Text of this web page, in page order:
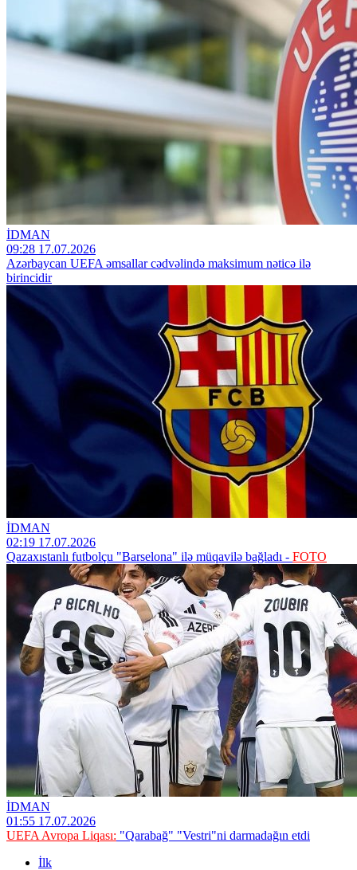
İDMAN
09:28 17.07.2026
Azərbaycan UEFA əmsallar cədvəlində maksimum nəticə ilə
birincidir
İDMAN
02:19 17.07.2026
Qazaxıstanlı futbolçu "Barselona" ilə müqavilə bağladı - FOTO
İDMAN
01:55 17.07.2026
UEFA Avropa Liqası: "Qarabağ" "Vestri"ni darmadağın etdi
İlk